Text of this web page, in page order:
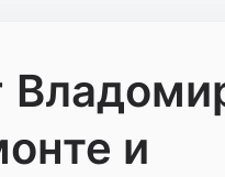
и